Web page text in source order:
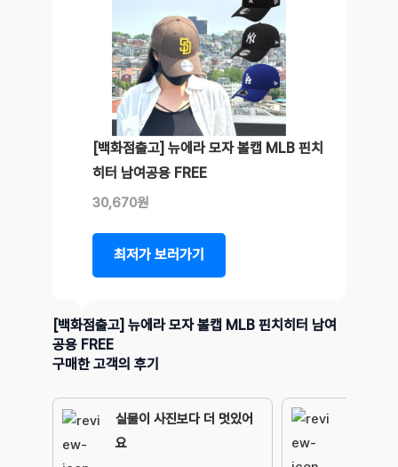
[백화점출고] 뉴에라 모자 볼캡 MLB 핀치
히터 남여공용 FREE
30,670원
최저가 보러가기
[백화점출고] 뉴에라 모자 볼캡 MLB 핀치히터 남여
공용 FREE
구매한 고객의 후기
실물이 사진보다 더 멋있어
요